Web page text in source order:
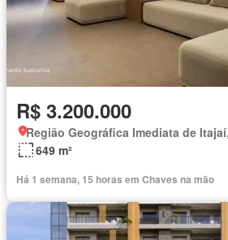
R$ 3.200.000
Região Geográfica Imediata de
649 m²
Há 1 semana, 15 horas em Chaves na mão